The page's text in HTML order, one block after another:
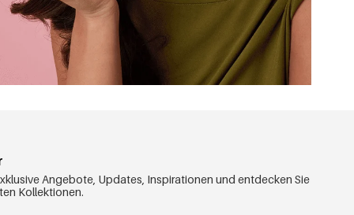
Angebote, Updates, Inspirationen und entdecken Sie
Kollektionen.